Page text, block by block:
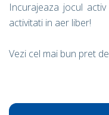
Incurajeaza jocul
activitati in aer liber!
Vezi cel mai bun pret